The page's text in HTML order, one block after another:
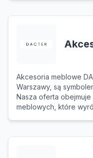
Akcesoria meblowe
Warszawy, są
Nasza oferta
meblowych, które